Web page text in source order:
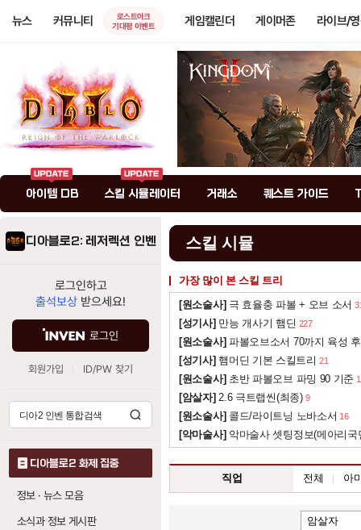
뉴스 커뮤니티
로스트아크
기대평 이벤트
게임캘린더 게이머존 라이브/
아이템 DB 스킬 시뮬레이터 거래소 퀘스트 가이드
디아블로2: 레저렉션 인벤
로그인하고
출석보상 받으세요!
로그인
회원가입 ID/PW 찾기
디아블로2 화제 집중
정보 · 뉴스 모음
소식과 정보 게시판
스킬 시뮬
가장 많이 본 스킬 트리
[원소술사] 극 효율충 파볼 + 오브 소서
[성기사] 만능 개사기 햄딘 227
[원소술사] 파볼오브소서 70까지 육성
[성기사] 햄머딘 기본 스킬트리 21
[원소술사] 초반 파볼오브 파밍 90 기준
[암살자] 2.6 극트랩씬(최종) 9
[원소술사] 콜드/라이트닝 노바소서 16
[악마술사] 악마술사 셋팅정보(메아리국
직업 전체 아